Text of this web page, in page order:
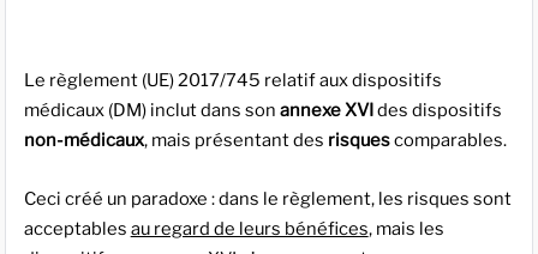
Le règlement (UE) 2017/745 relatif aux dispositifs
médicaux (DM) inclut dans son annexe XVIdes dispositifs
non-médicaux, mais présentant des risquescomparables.
Ceci créé un paradoxe : dans le règlement, les risques sont
acceptables au regard de leurs bénéfices, mais les